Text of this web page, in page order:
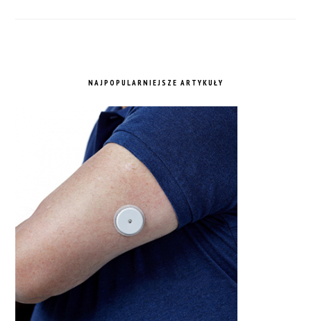
NAJPOPULARNIEJSZE ARTYKUŁY